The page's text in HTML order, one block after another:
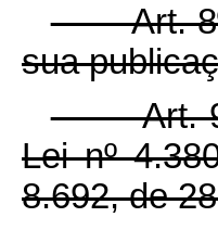
Art. 8º
sua
Art. 9º
Lei nº
8.692, de